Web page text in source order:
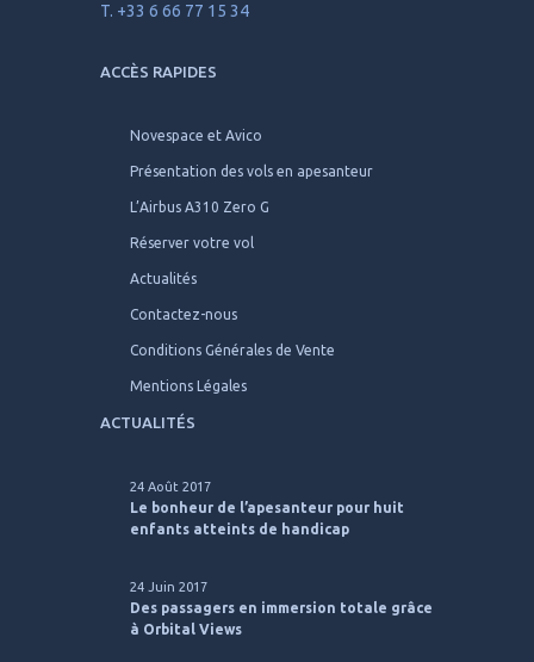
T. +33 6 66 77 15 34
ACCÈS RAPIDES
Novespace et Avico
Présentation des vols en apesanteur
L’Airbus A310 Zero G
Réserver votre vol
Actualités
Contactez-nous
Conditions Générales de Vente
Mentions Légales
ACTUALITÉS
24 Août 2017
Le bonheur de l’apesanteur pour huit
enfants atteints de handicap
24 Juin 2017
Des passagers en immersion totale grâce
à Orbital Views